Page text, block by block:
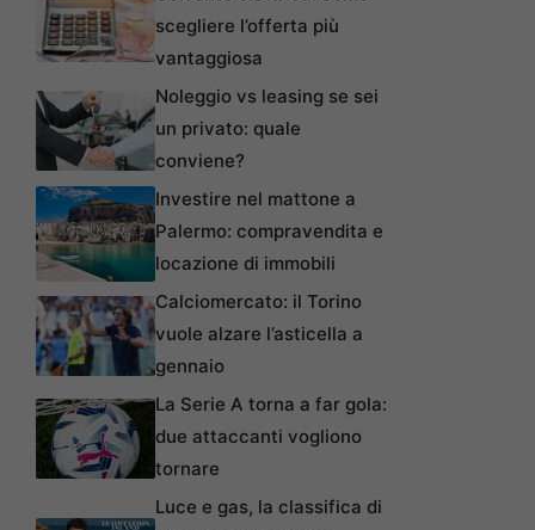
scegliere l’offerta più
vantaggiosa
Noleggio vs leasing se sei
un privato: quale
conviene?
Investire nel mattone a
Palermo: compravendita e
locazione di immobili
Calciomercato: il Torino
vuole alzare l’asticella a
gennaio
La Serie A torna a far gola:
due attaccanti vogliono
tornare
Luce e gas, la classifica di